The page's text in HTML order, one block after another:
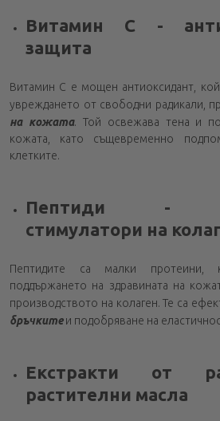
Витамин С -
защита
Витамин С е мощен антиоксидант,
увреждането от свободни радикали,
на кожата. Той освежава тена и
кожата, като същевременно
клетките.
Пептиди -
стимулатори на
Пептидите са малки протеини,
поддържането на здравината на
производството на колаген. Те са
бръчкитеи подобряване на
Екстракти от
растителни масла